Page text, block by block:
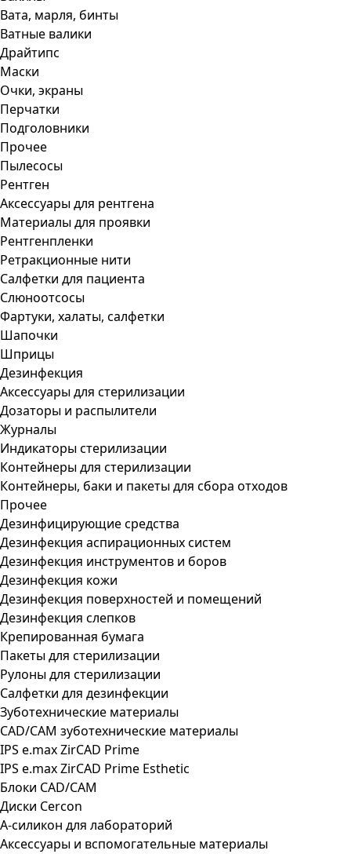
Вата, марля, бинты
Ватные валики
Драйтипс
Маски
Очки, экраны
Перчатки
Подголовники
Прочее
Пылесосы
Рентген
Аксессуары для рентгена
Материалы для проявки
Рентгенпленки
Ретракционные нити
Салфетки для пациента
Слюноотсосы
Фартуки, халаты, салфетки
Шапочки
Шприцы
Дезинфекция
Аксессуары для стерилизации
Дозаторы и распылители
Журналы
Индикаторы стерилизации
Контейнеры для стерилизации
Контейнеры, баки и пакеты для сбора отходов
Прочее
Дезинфицирующие средства
Дезинфекция аспирационных систем
Дезинфекция инструментов и боров
Дезинфекция кожи
Дезинфекция поверхностей и помещений
Дезинфекция слепков
Крепированная бумага
Пакеты для стерилизации
Рулоны для стерилизации
Салфетки для дезинфекции
Зуботехнические материалы
CAD/CAM зуботехнические материалы
IPS e.max ZirCAD Prime
IPS e.max ZirCAD Prime Esthetic
Блоки CAD/CAM
Диски Cercon
А-силикон для лабораторий
Аксессуары и вспомогательные материалы